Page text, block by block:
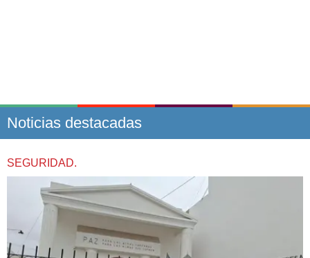
Noticias destacadas
SEGURIDAD.